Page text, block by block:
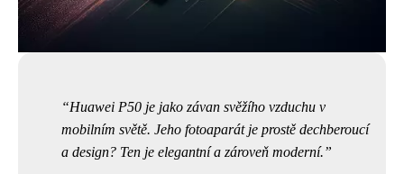
Huawei P50 je jako závan svěžího vzduchu v
mobilním světě. Jeho fotoaparát je prostě dechberoucí
a design? Ten je elegantní a zároveň moderní.